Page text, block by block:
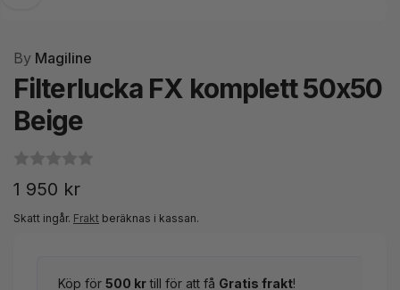
By Magiline
Filterlucka FX komplett 50x50
Beige
Ordinarie
pris
1 950 kr
Skatt ingår. Frakt beräknas i kassan.
Köp för 500 krtill för att få Gratis frakt!